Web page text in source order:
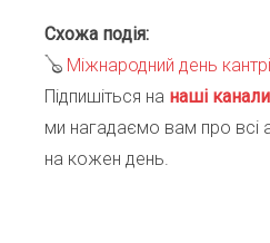
Схожа подія:
🪕 Міжнародний день
Підпишіться на наші
ми нагадаємо вам про всі
на кожен день.